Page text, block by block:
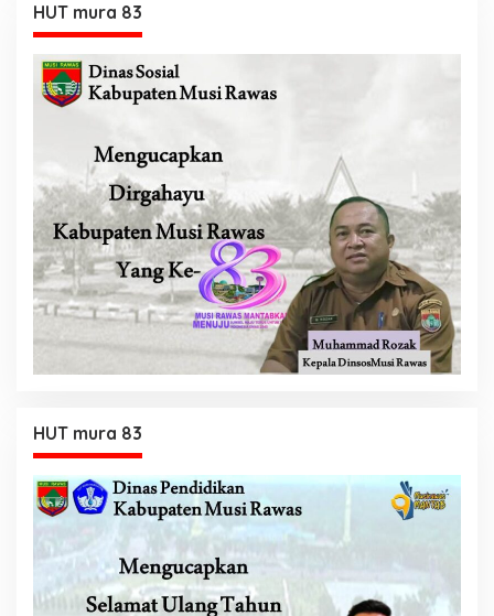
HUT mura 83
HUT mura 83